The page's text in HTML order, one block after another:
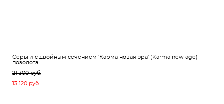
Серьги с двойным сечением 'Карма новая эра' (Karma new age)
позолота
21 300 pуб.
13 120 pуб.